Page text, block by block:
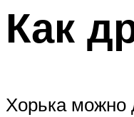
Как
Хорька можно